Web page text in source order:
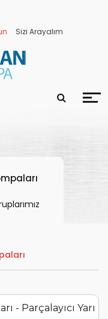
Sizi Arayalım